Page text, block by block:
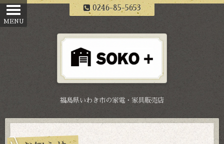
0246-85-5653
福島県いわき市の家電・家具販売店